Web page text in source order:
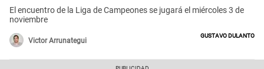
El encuentro de la Liga de Campeones se jugará el miércoles 3 de
noviembre
Victor Arrunategui
Gustavo Dulanto